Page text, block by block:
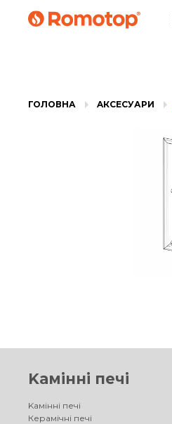
ГОЛОВНА AКСЕСУАРИ
Kамінні печі
Kамінні печі
Керамічні печі